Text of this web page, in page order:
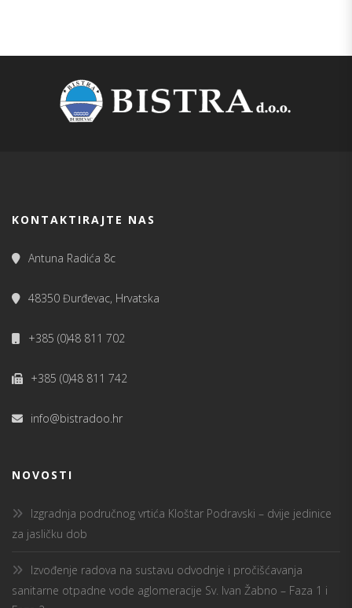
KONTAKTIRAJTE NAS
Antuna Radića 8c
48350 Đurđevac, Hrvatska
+385 (0)48 811 702
+385 (0)48 811 742
info@bistradoo.hr
NOVOSTI
Izgradnja područnog vrtića Kloštar Podravski – dvije jedinice
za jasličku dob
Izvođenje radova na sustavu odvodnje i pročišćavanja
sanitarne otpadne vode aglomeracije Sv. Ivan Žabno – Faza 1 i